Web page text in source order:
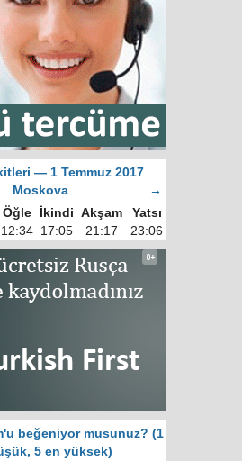
— 1 Temmuz 2017
Moskova
→
Öğle İkindi Akşam
Yatsı
12:34 17:05 21:17 23:06
beğeniyor musunuz? (1
5 en yüksek)